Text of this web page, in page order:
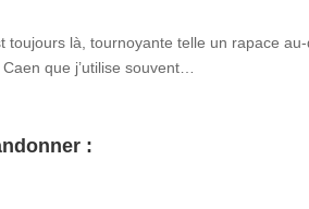
toujours là, tournoyante telle un rapace
que j’utilise souvent…
: